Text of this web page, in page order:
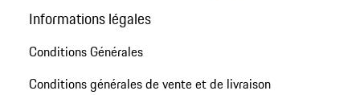
Informations légales
Conditions Générales
Conditions générales de vente et de livraison